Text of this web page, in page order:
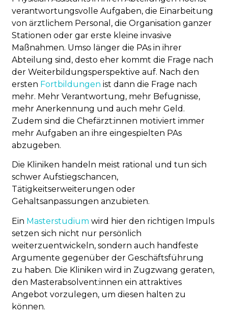
verantwortungsvolle Aufgaben, die Einarbeitung
von ärztlichem Personal, die Organisation ganzer
Stationen oder gar erste kleine invasive
Maßnahmen. Umso länger die PAs in ihrer
Abteilung sind, desto eher kommt die Frage nach
der Weiterbildungsperspektive auf. Nach den
ersten Fortbildungen ist dann die Frage nach
mehr. Mehr Verantwortung, mehr Befugnisse,
mehr Anerkennung und auch mehr Geld.
Zudem sind die Chefärzt:innen motiviert immer
mehr Aufgaben an ihre eingespielten PAs
abzugeben.
Die Kliniken handeln meist rational und tun sich
schwer Aufstiegschancen,
Tätigkeitserweiterungen oder
Gehaltsanpassungen anzubieten.
Ein Masterstudium wird hier den richtigen Impuls
setzen sich nicht nur persönlich
weiterzuentwickeln, sondern auch handfeste
Argumente gegenüber der Geschäftsführung
zu haben. Die Kliniken wird in Zugzwang geraten,
den Masterabsolvent:innen ein attraktives
Angebot vorzulegen, um diesen halten zu
können.